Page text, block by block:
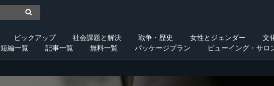
ピックアップ 社会課題と解決 戦争・歴史 女性とジェンダー 文
短編一覧 記事一覧 無料一覧 パッケージプラン ビューイング・サロ